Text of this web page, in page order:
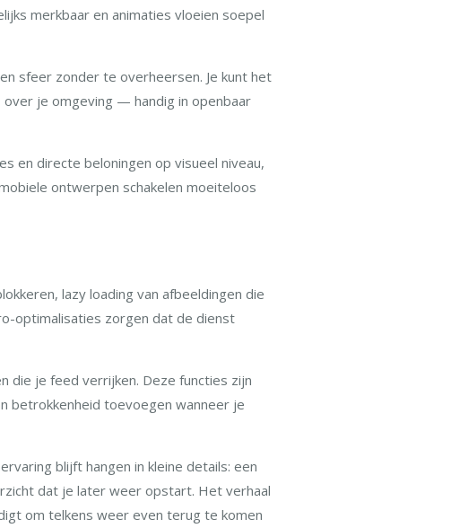
merkbaar en animaties vloeien soepel
sfeer zonder te overheersen. Je kunt het
over je omgeving — handig in openbaar
en directe beloningen op visueel niveau,
ontwerpen schakelen moeiteloos
lazy loading van afbeeldingen die
optimalisaties zorgen dat de dienst
die je feed verrijken. Deze functies zijn
betrokkenheid toevoegen wanneer je
blijft hangen in kleine details: een
dat je later weer opstart. Het verhaal
om telkens weer even terug te komen